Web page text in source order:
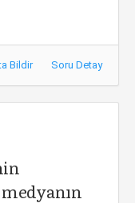
Bildir Soru Detay